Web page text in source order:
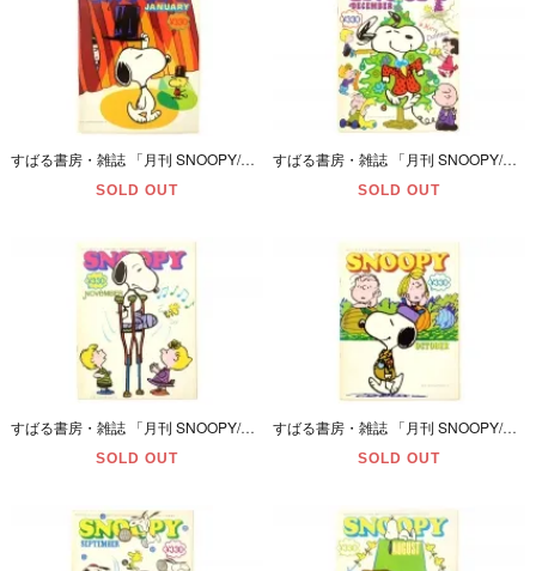
すばる書房・雑誌 「月刊 SNOOPY/スヌーピー・JANUARY/１月号・通巻第79号」 昭和52年(1977年)・ダメージ有
SOLD OUT
すばる書房・雑誌 「月刊 SNOOPY/スヌーピー・DECEMBER/12月号・通巻第78号」 昭和51年(1976年)・ページカット＆ダメージ有
SOLD OUT
すばる書房・雑誌 「月刊 SNOOPY/スヌーピー・NOVEMBER/11月号・通巻第77号」 昭和51年(1976年)・ダメージ有
SOLD OUT
すばる書房・雑誌 「月刊 SNOOPY/スヌーピー・OCTOBER/10月号・通巻第75号」 昭和51年(1976年)・ダメージ有
SOLD OUT